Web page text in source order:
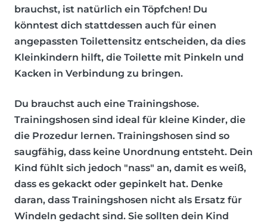
brauchst, ist natürlich ein Töpfchen! Du
könntest dich stattdessen auch für einen
angepassten Toilettensitz entscheiden, da dies
Kleinkindern hilft, die Toilette mit Pinkeln und
Kacken in Verbindung zu bringen.
Du brauchst auch eine Trainingshose.
Trainingshosen sind ideal für kleine Kinder, die
die Prozedur lernen. Trainingshosen sind so
saugfähig, dass keine Unordnung entsteht. Dein
Kind fühlt sich jedoch "nass" an, damit es weiß,
dass es gekackt oder gepinkelt hat. Denke
daran, dass Trainingshosen nicht als Ersatz für
Windeln gedacht sind. Sie sollten dein Kind